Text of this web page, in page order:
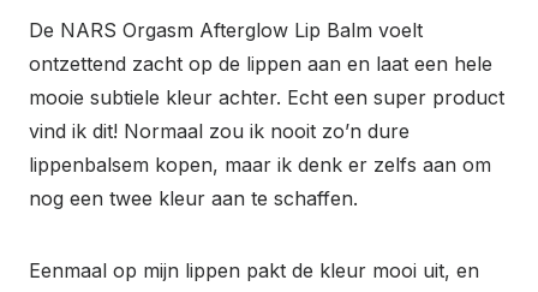
De NARS Orgasm Afterglow Lip Balm voelt
ontzettend zacht op de lippen aan en laat een hele
mooie subtiele kleur achter. Echt een super product
vind ik dit! Normaal zou ik nooit zo’n dure
lippenbalsem kopen, maar ik denk er zelfs aan om
nog een twee kleur aan te schaffen.
Eenmaal op mijn lippen pakt de kleur mooi uit, en